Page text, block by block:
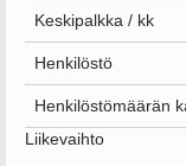
Keskipalkka / kk
Henkilöstö
Henkilöstömäärän
Liikevaihto